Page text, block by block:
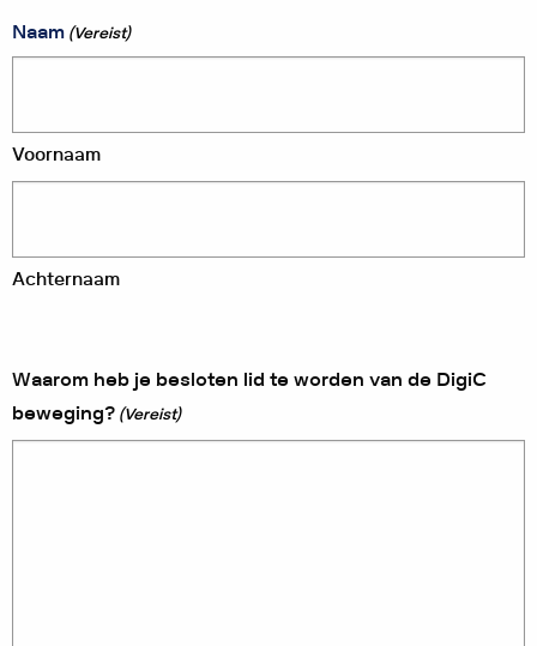
Naam (Vereist)
Voornaam
Achternaam
Waarom heb je besloten lid te worden van de DigiC
beweging? (Vereist)